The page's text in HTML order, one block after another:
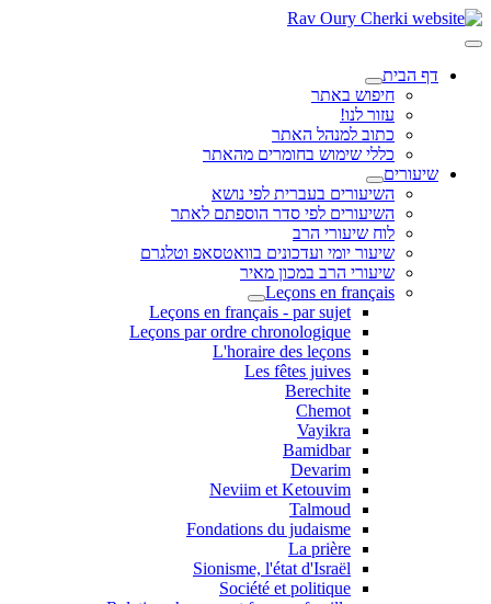
דף הבית
חיפוש באתר
עזור לנו!
כתוב למנהל האתר
כללי שימוש בחומרים מהאתר
שיעורים
השיעורים בעברית לפי נושא
השיעורים לפי סדר הוספתם לאתר
לוח שיעורי הרב
שיעור יומי ועדכונים בוואטסאפ וטלגרם
שיעורי הרב במכון מאיר
Leçons en français
Leçons en français - par sujet
Leçons par ordre chronologique
L'horaire des leçons
Les fêtes juives
Berechite
Chemot
Vayikra
Bamidbar
Devarim
Neviim et Ketouvim
Talmoud
Fondations du judaisme
La prière
Sionisme, l'état d'Israël
Société et politique